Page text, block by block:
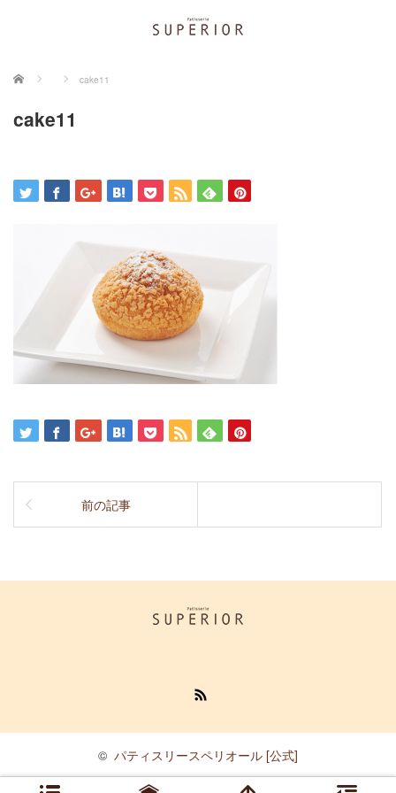
ホーム cake11
cake11
前の記事
© パティスリースペリオール [公式]